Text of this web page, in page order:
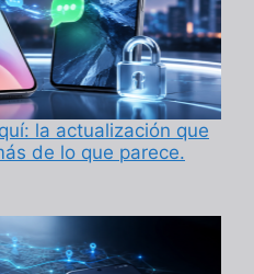
la actualización que
de lo que parece.